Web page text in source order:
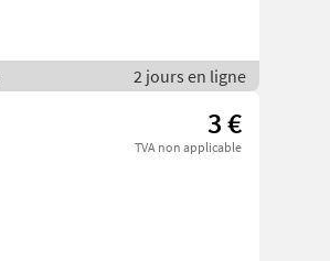
2 jours en ligne
3 €
TVA non applicable